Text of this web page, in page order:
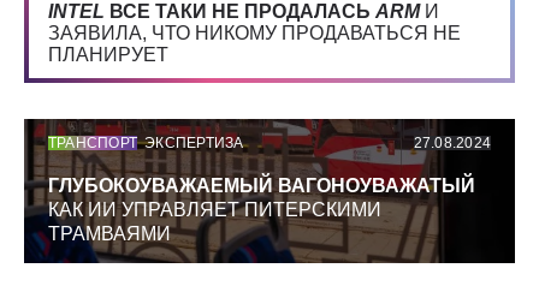
INTEL ВСЕ ТАКИ НЕ ПРОДАЛАСЬ ARMИ
ЗАЯВИЛА, ЧТО НИКОМУ ПРОДАВАТЬСЯ НЕ
ПЛАНИРУЕТ
ТРАНСПОРТ ЭКСПЕРТИЗА 27.08.2024
ГЛУБОКОУВАЖАЕМЫЙ ВАГОНОУВАЖАТЫЙ
КАК ИИ УПРАВЛЯЕТ ПИТЕРСКИМИ
ТРАМВАЯМИ